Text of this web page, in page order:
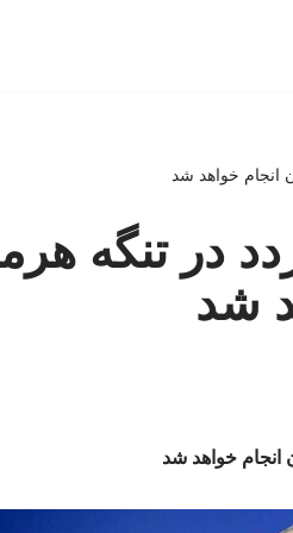
انجام خواهد شد
در تنگه
شد
انجام خواهد شد